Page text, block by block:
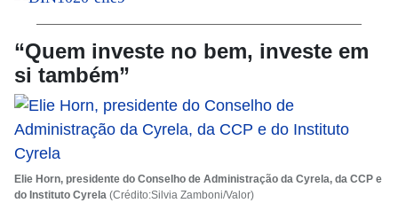
“Quem investe no bem, investe em
si também”
Elie Horn, presidente do Conselho de Administração da Cyrela, da CCP e
do Instituto Cyrela (Crédito:Silvia Zamboni/Valor)